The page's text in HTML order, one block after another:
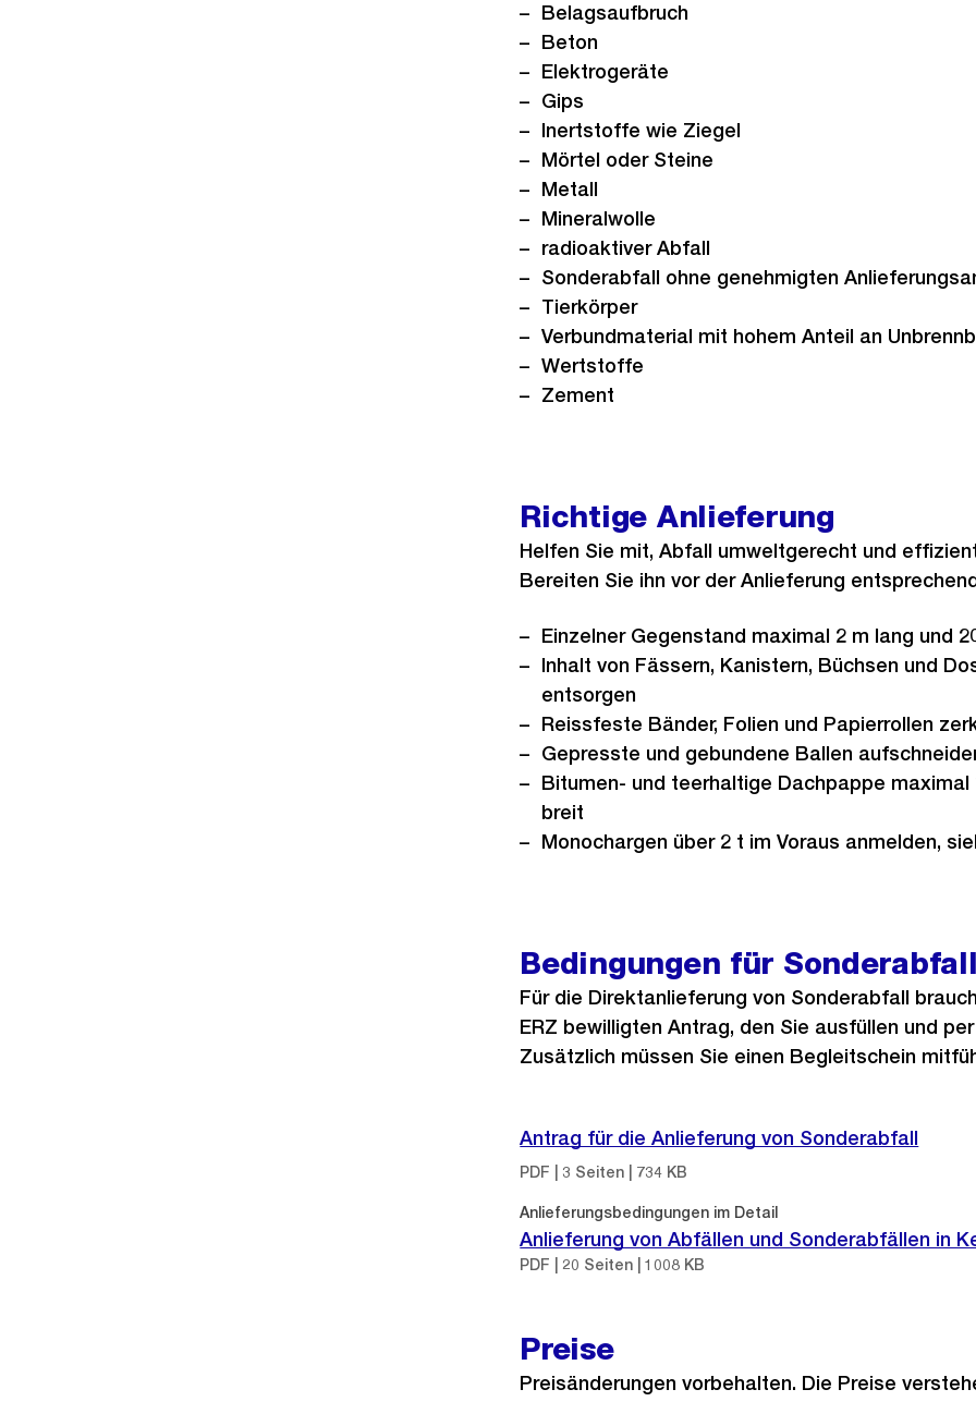
Belagsaufbruch
Beton
Elektrogeräte
Gips
Inertstoffe wie Ziegel
Mörtel oder Steine
Metall
Mineralwolle
radioaktiver Abfall
Sonderabfall ohne genehmigten
Tierkörper
Verbundmaterial mit hohem Anteil an
Wertstoffe
Zement
Richtige Anlieferung
Helfen Sie mit, Abfall umweltgerecht und
Bereiten Sie ihn vor der Anlieferung
Einzelner Gegenstand maximal 2 m lang und
Inhalt von Fässern, Kanistern, Büchsen und
entsorgen
Reissfeste Bänder, Folien und Papierrollen
Gepresste und gebundene Ballen
Bitumen- und teerhaltige Dachpappe maximal
breit
Monochargen über 2 t im Voraus anmelden,
Bedingungen für Sonderabfall
Für die Direktanlieferung von Sonderabfall
ERZ bewilligten Antrag, den Sie ausfüllen und
Zusätzlich müssen Sie einen Begleitschein
Antrag für die Anlieferung von Sonderabfall
PDF | 3 Seiten | 734 KB
Anlieferungsbedingungen im Detail
Anlieferung von Abfällen und Sonderabfällen in
PDF | 20 Seiten | 1008 KB
Preise
Preisänderungen vorbehalten. Die Preise